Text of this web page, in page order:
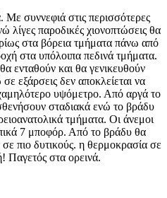
Με συννεφιά στις περισσότερες
λίγες παροδικές χιονοπτώσεις θα
στα βόρεια τμήματα πάνω από
στα υπόλοιπα πεδινά τμήματα.
ενταθούν και θα γενικευθούν
εξάρσεις δεν αποκλείεται να
υψόμετρο. Από αργά το
σταδιακά ενώ το βράδυ
τμήματα. Οι άνεμοι
7 μποφόρ. Από το βράδυ θα
πιο δυτικούς. η θερμοκρασία σε
Παγετός στα ορεινά.